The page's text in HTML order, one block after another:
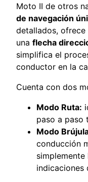
Moto II de otros
de navegación
detallados, ofrece
una flecha
simplifica el
conductor en la
Cuenta con dos
Modo Ruta:
paso a paso
Modo
conducción
indicaciones